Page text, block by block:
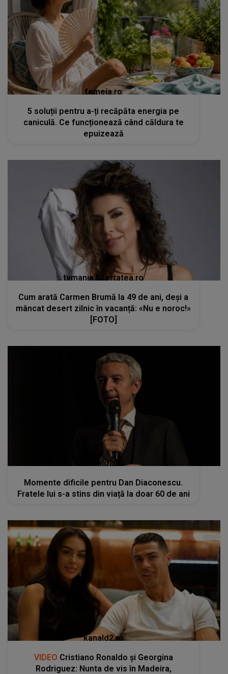
femeia.ro
5 soluții pentru a-ți recăpăta energia pe
caniculă. Ce funcționează când căldura te
epuizează
tvmania.libertatea.ro
Cum arată Carmen Brumă la 49 de ani, deși a
mâncat desert zilnic în vacanță: «Nu e noroc!»
[FOTO]
kanald2.ro
Momente dificile pentru Dan Diaconescu.
Fratele lui s-a stins din viață la doar 60 de ani
kanald2.ro
VIDEO Cristiano Ronaldo și Georgina
Rodriguez: Nunta de vis în Madeira,